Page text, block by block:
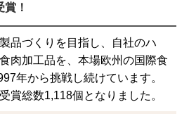
！
品づくりを目指し、自社のハ
肉加工品を、本場欧州の国際食
年から挑戦し続けています。
賞総数1,118個となりました。